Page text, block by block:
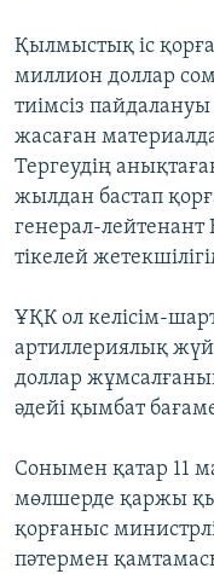
Қылмыстық іс
миллион доллар
тиімсіз
жасаған
Тергеудің
жылдан бастап
генерал-
тікелей
ҰҚК ол келісім-
артиллериялық
доллар
әдейі қымбат
Сонымен қатар 11
мөлшерде қаржы
қорғаныс
пәтермен